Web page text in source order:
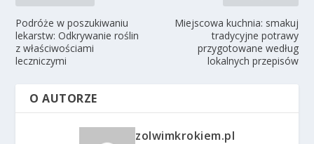
Podróże w poszukiwaniu
lekarstw: Odkrywanie roślin
z właściwościami
leczniczymi
Miejscowa kuchnia: smakuj
tradycyjne potrawy
przygotowane według
lokalnych przepisów
O AUTORZE
zolwimkrokiem.pl